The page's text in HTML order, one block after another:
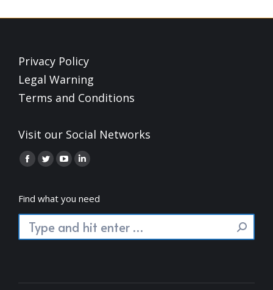
Privacy Policy
Legal Warning
Terms and Conditions
Visit our Social Networks
Find us on:
Facebook
opens
in
new
Twitter
opens
in
new
YouTube
opens
in
new
Linkedin
opens
in
new
Find what you need
Search: